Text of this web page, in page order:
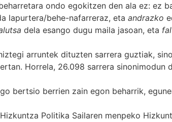
ondo egokitzen den ala ez: ez
lapurtera/behe-nafarreraz, eta andrazko
dela esango dugu maila jasoan, eta
arruntek dituzten sarrera guztiak,
Horrela, 26.098 sarrera sinonimodun
bertsio berrien zain egon beharrik,
Politika Sailaren menpeko